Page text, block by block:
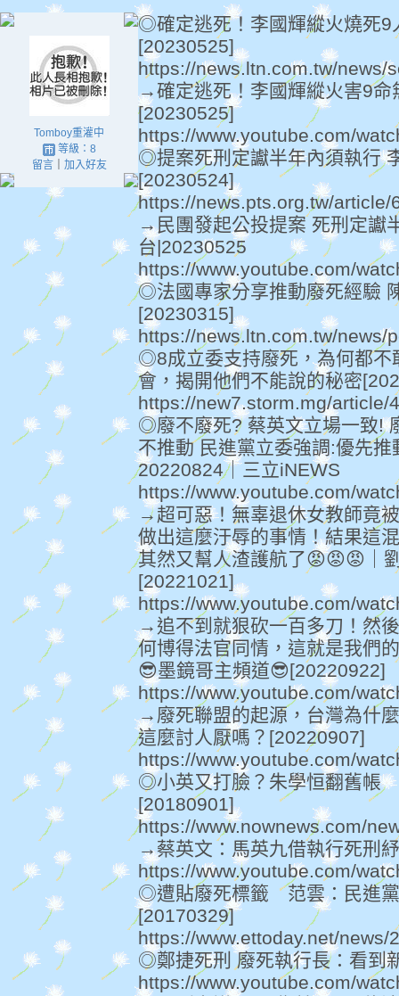
Tomboy重灌中
等級：8
留言｜ 加入好友
◎確定逃死！李國輝縱火燒死9
[20230525]
https://news.ltn.com.tw/news/
→確定逃死！李國輝縱火害9命
[20230525]
https://www.youtube.com/
◎提案死刑定讞半年內須執行
[20230524]
https://news.pts.org.tw/article/
→民團發起公投提案 死刑定讞
台|20230525
https://www.youtube.com/
◎法國專家分享推動廢死經驗
[20230315]
https://news.ltn.com.tw/news/
◎8成立委支持廢死，為何都不
會，揭開他們不能說的秘密
https://new7.storm.mg/article/
◎廢不廢死? 蔡英文立場一致!
不推動 民進黨立委強調:優先
20220824｜三立iNEWS
https://www.youtube.com/
→超可惡！無辜退休女教師竟
做出這麼汙辱的事情！結果這
其然又幫人渣護航了😡😡😡｜
[20221021]
https://www.youtube.com/
→追不到就狠砍一百多刀！然
何博得法官同情，這就是我們
😎墨鏡哥主頻道😎[20220922]
https://www.youtube.com/
→廢死聯盟的起源，台灣為什
這麼討人厭嗎？[20220907]
https://www.youtube.com/
◎小英又打臉？朱學恒翻舊帳
[20180901]
https://www.nownews.com/
→蔡英文：馬英九借執行死刑
https://www.youtube.com/
◎遭貼廢死標籤 范雲：民進黨
[20170329]
https://www.ettoday.net/
◎鄭捷死刑 廢死執行長：看到
https://www.youtube.com/